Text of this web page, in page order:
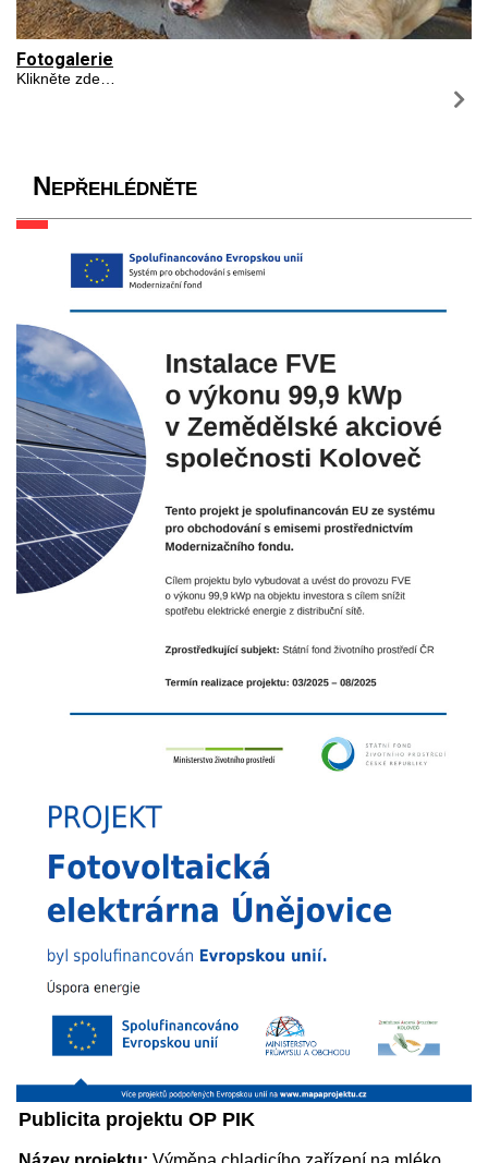
Fotogalerie
Klikněte zde…
Nepřehlédněte
Publicita projektu OP PIK